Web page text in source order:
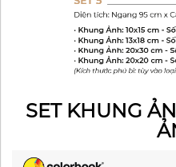
SET KHUNG